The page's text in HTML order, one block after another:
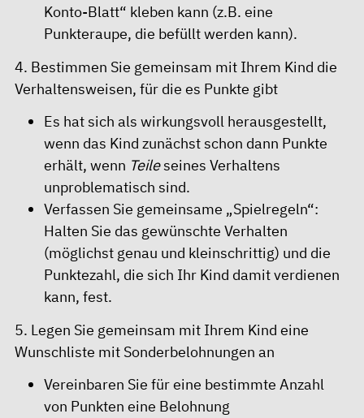
Konto-Blatt“ kleben kann (z.B. eine
Punkteraupe, die befüllt werden kann).
4. Bestimmen Sie gemeinsam mit Ihrem Kind die
Verhaltensweisen, für die es Punkte gibt
Es hat sich als wirkungsvoll herausgestellt,
wenn das Kind zunächst schon dann Punkte
erhält, wenn Teileseines Verhaltens
unproblematisch sind.
Verfassen Sie gemeinsame „Spielregeln“:
Halten Sie das gewünschte Verhalten
(möglichst genau und kleinschrittig) und die
Punktezahl, die sich Ihr Kind damit verdienen
kann, fest.
5. Legen Sie gemeinsam mit Ihrem Kind eine
Wunschliste mit Sonderbelohnungen an
Vereinbaren Sie für eine bestimmte Anzahl
von Punkten eine Belohnung